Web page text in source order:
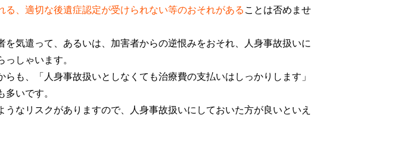
る、適切な後遺症認定が受けられない等のおそれがある ことは否めませ
を気遣って、あるいは、加害者からの逆恨みをおそれ、人身事故扱いに
っしゃいます。
らも、「人身事故扱いとしなくても治療費の支払いはしっかりします」
多いです。
うなリスクがありますので、人身事故扱いにしておいた方が良いといえ